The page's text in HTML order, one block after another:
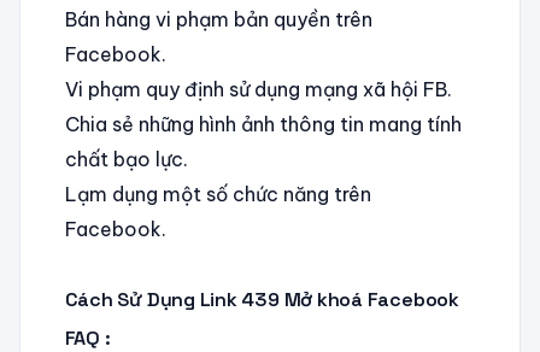
Bán hàng vi phạm bản quyền trên
Facebook.
Vi phạm quy định sử dụng mạng xã hội FB.
Chia sẻ những hình ảnh thông tin mang tính
chất bạo lực.
Lạm dụng một số chức năng trên
Facebook.
Cách Sử Dụng Link 439 Mở khoá Facebook
FAQ :